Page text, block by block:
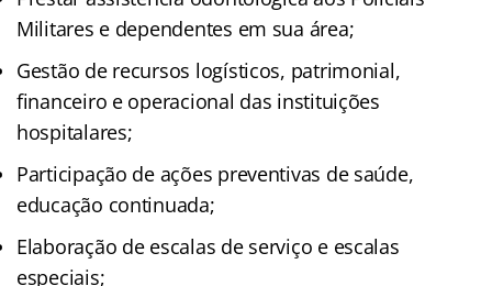
Militares e dependentes em sua área;
Gestão de recursos logísticos, patrimonial,
financeiro e operacional das instituições
hospitalares;
Participação de ações preventivas de saúde,
educação continuada;
Elaboração de escalas de serviço e escalas
especiais;